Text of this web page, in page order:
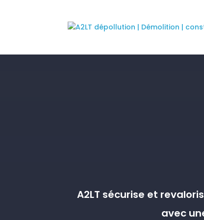
A2LT sécurise et
avec